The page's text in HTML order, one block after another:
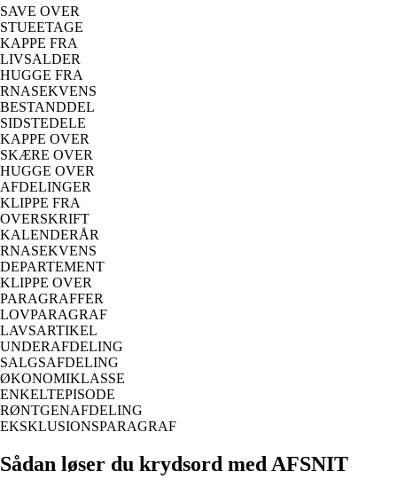
SAVE OVER
STUEETAGE
KAPPE FRA
LIVSALDER
HUGGE FRA
RNASEKVENS
BESTANDDEL
SIDSTEDELE
KAPPE OVER
SKÆRE OVER
HUGGE OVER
AFDELINGER
KLIPPE FRA
OVERSKRIFT
KALENDERÅR
RNASEKVENS
DEPARTEMENT
KLIPPE OVER
PARAGRAFFER
LOVPARAGRAF
LAVSARTIKEL
UNDERAFDELING
SALGSAFDELING
ØKONOMIKLASSE
ENKELTEPISODE
RØNTGENAFDELING
EKSKLUSIONSPARAGRAF
Sådan løser du krydsord med AFSNIT